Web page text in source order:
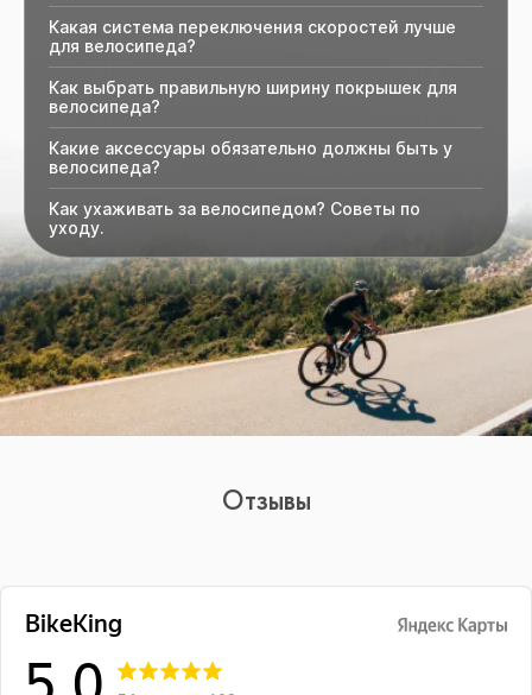
Какая система переключения скоростей лучше
для велосипеда?
Как выбрать правильную ширину покрышек для
велосипеда?
Какие аксессуары обязательно должны быть у
велосипеда?
Как ухаживать за велосипедом? Советы по
уходу.
Отзывы